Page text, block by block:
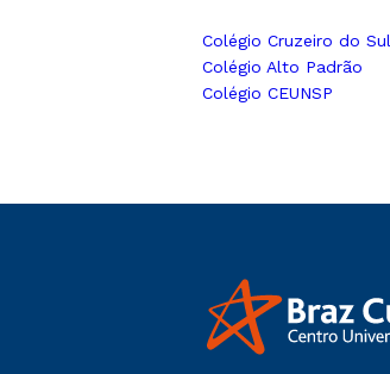
Colégio Cruzeiro do Sul
Colégio Alto Padrão
Colégio CEUNSP